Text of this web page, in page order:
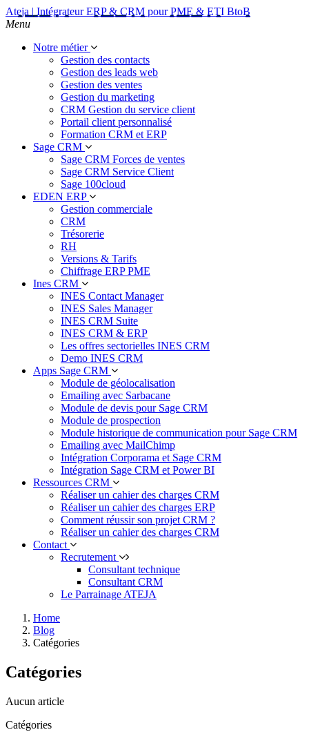
Ateja | Intégrateur ERP & CRM pour PME & ETI BtoB
Menu
Notre métier
Gestion des contacts
Gestion des leads web
Gestion des ventes
Gestion du marketing
CRM Gestion du service client
Portail client personnalisé
Formation CRM et ERP
Sage CRM
Sage CRM Forces de ventes
Sage CRM Service Client
Sage 100cloud
EDEN ERP
Gestion commerciale
CRM
Trésorerie
RH
Versions & Tarifs
Chiffrage ERP PME
Ines CRM
INES Contact Manager
INES Sales Manager
INES CRM Suite
INES CRM & ERP
Les offres sectorielles INES CRM
Demo INES CRM
Apps Sage CRM
Module de géolocalisation
Emailing avec Sarbacane
Module de devis pour Sage CRM
Module de prospection
Module historique de communication pour Sage CRM
Emailing avec MailChimp
Intégration Corporama et Sage CRM
Intégration Sage CRM et Power BI
Ressources CRM
Réaliser un cahier des charges CRM
Réaliser un cahier des charges ERP
Comment réussir son projet CRM ?
Réaliser un cahier des charges CRM
Contact
Recrutement
Consultant technique
Consultant CRM
Le Parrainage ATEJA
Home
Blog
Catégories
Catégories
Aucun article
Catégories